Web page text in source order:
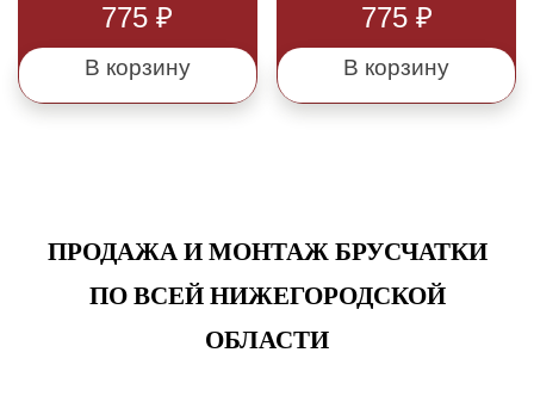
775₽
В корзину
775 ₽
В корзину
ПРОДАЖА И МОНТАЖ БРУСЧАТКИ
ПО ВСЕЙ НИЖЕГОРОДСКОЙ
ОБЛАСТИ